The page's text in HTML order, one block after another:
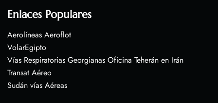
Enlaces Populares
Aerolíneas Aeroflot
VolarEgipto
Vías Respiratorias Georgianas Oficina Teherán en Irán
Transat Aéreo
Sudán vías Aéreas